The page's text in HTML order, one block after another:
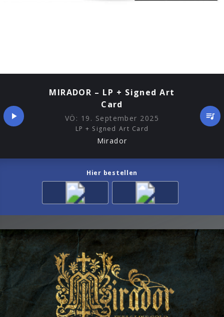
MIRADOR – LP + Signed Art
Card
VÖ: 19. September 2025
LP + Signed Art Card
Mirador
Hier bestellen